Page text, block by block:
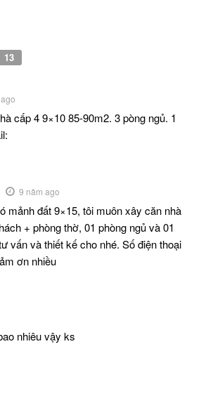
13
cấp 4 9×10 85-90m2. 3 pòng ngủ. 1
9 năm ago
mảnh đất 9×15, tôi muôn xây căn nhà
+ phòng thờ, 01 phòng ngủ và 01
vấn và thiết kế cho nhé. Số điện thoại
ơn nhiều
nhiêu vậy ks